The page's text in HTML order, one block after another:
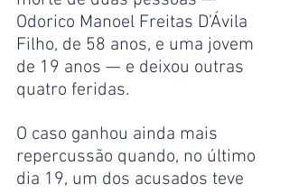
Odorico Manoel Freitas D’Ávila
Filho, de 58 anos, e uma jovem
de 19 anos — e deixou outras
quatro feridas.
O caso ganhou ainda mais
repercussão quando, no último
dia 19, um dos acusados teve